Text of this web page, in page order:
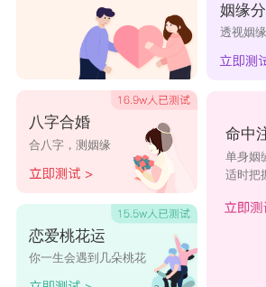
八字合婚
合八字，测姻缘
恋爱桃花运
你一生会遇到几朵桃花
姻缘
透视姻
命中
单身姻
适时把